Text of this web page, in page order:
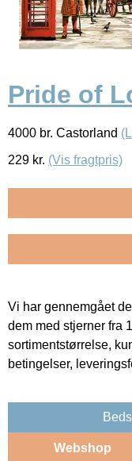
Pride of
4000 br. Castorland
229 kr. (Vis fragtpris)
Vi har gennemgået
dem med stjerner fra
sortimentstørrelse,
betingelser,
Webshop